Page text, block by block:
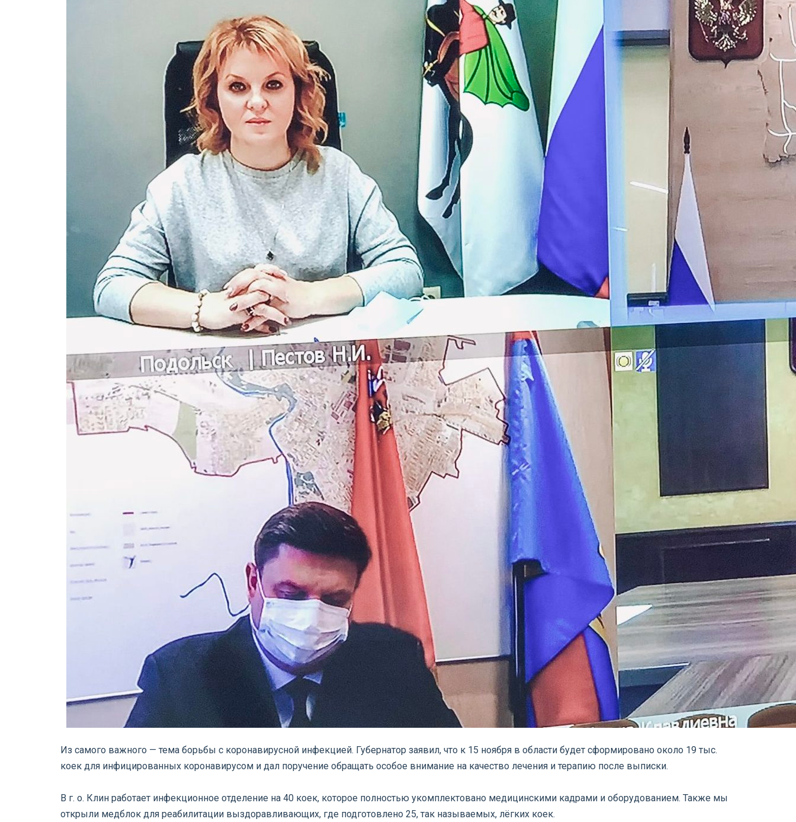
Из самого важного — тема борьбы с коронавирусной инфекцией. Губернатор заявил, что к 15 ноября в области будет сформировано около 19 тыс.
коек для инфицированных коронавирусом и дал поручение обращать особое внимание на качество лечения и терапию после выписки.
В г. о. Клин работает инфекционное отделение на 40 коек, которое полностью укомплектовано медицинскими кадрами и оборудованием. Также мы
открыли медблок для реабилитации выздоравливающих, где подготовлено 25, так называемых, лёгких коек.